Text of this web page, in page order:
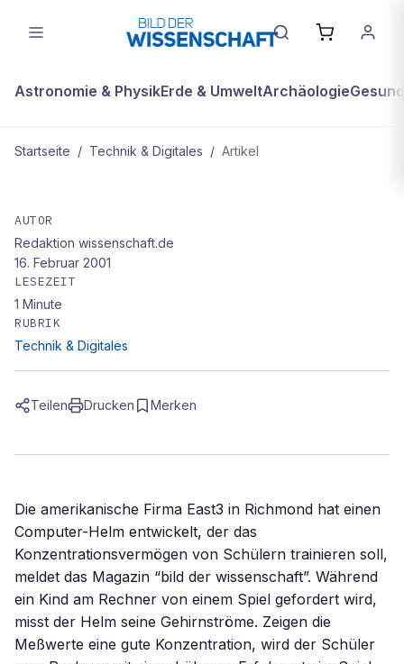
Astronomie & PhysikErde & UmweltArchäologie
Startseite / Technik & Digitales / Artikel
Helm auf zum Denken?
AUTOR
Redaktion wissenschaft.de
16. Februar 2001
LESEZEIT
1 Minute
RUBRIK
Technik & Digitales
Teilen Drucken Merken
Die amerikanische Firma East3 in Richmond hat einen
Computer-Helm entwickelt, der das
Konzentrationsvermögen von Schülern trainieren soll,
meldet das Magazin “bild der wissenschaft”. Während
ein Kind am Rechner von einem Spiel gefordert wird,
misst der Helm seine Gehirnströme. Zeigen die
Meßwerte eine gute Konzentration, wird der Schüler